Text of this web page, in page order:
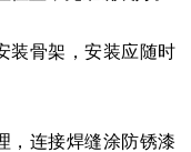
装骨架，安装应随时
，连接焊缝涂防锈漆